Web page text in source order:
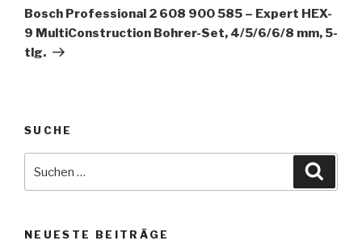
Beitrag
Bosch Professional 2 608 900 585 – Expert HEX-
9 MultiConstruction Bohrer-Set, 4/5/6/6/8 mm, 5-
tlg.
SUCHE
nach:
NEUESTE BEITRÄGE